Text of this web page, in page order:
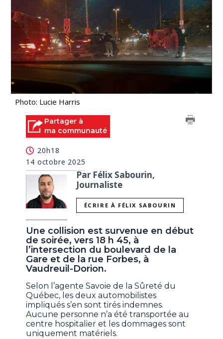
Photo: Lucie Harris
Partager à
ma communauté
20h18
14 octobre 2025
Par Félix Sabourin,
Journaliste
ÉCRIRE À FÉLIX SABOURIN
Une collision est survenue en début
de soirée, vers 18 h 45, à
l’intersection du boulevard de la
Gare et de la rue Forbes, à
Vaudreuil-Dorion.
Selon l’agente Savoie de la Sûreté du
Québec, les deux automobilistes
impliqués s’en sont tirés indemnes.
Aucune personne n’a été transportée au
centre hospitalier et les dommages sont
uniquement matériels.